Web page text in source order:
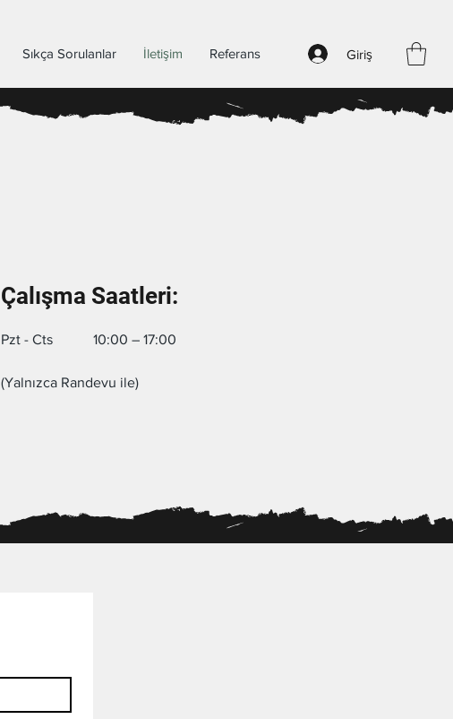
Sıkça Sorulanlar İletişim Referans Giriş
Çalışma Saatleri:
Pzt - Cts 10:00 – 17:00
(Yalnızca Randevu ile)